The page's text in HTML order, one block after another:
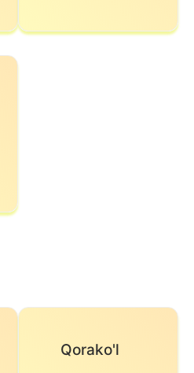
Qorako'l